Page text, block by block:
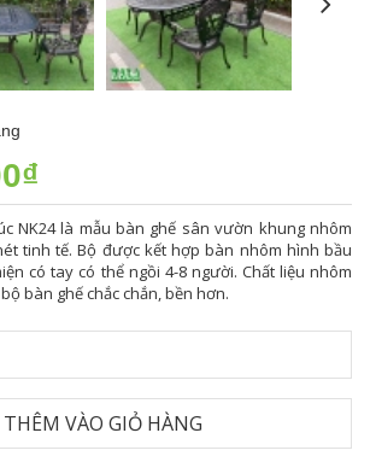
NK24 là mẫu bàn ghế sân vườn khung nhôm
tinh tế. Bộ được kết hợp bàn nhôm hình bầu
có tay có thể ngồi 4-8 người. Chất liệu nhôm
bàn ghế chắc chắn, bền hơn.
THÊM VÀO GIỎ HÀNG